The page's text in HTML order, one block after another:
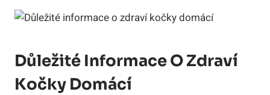
Důležité Informace O Zdraví
Kočky Domácí